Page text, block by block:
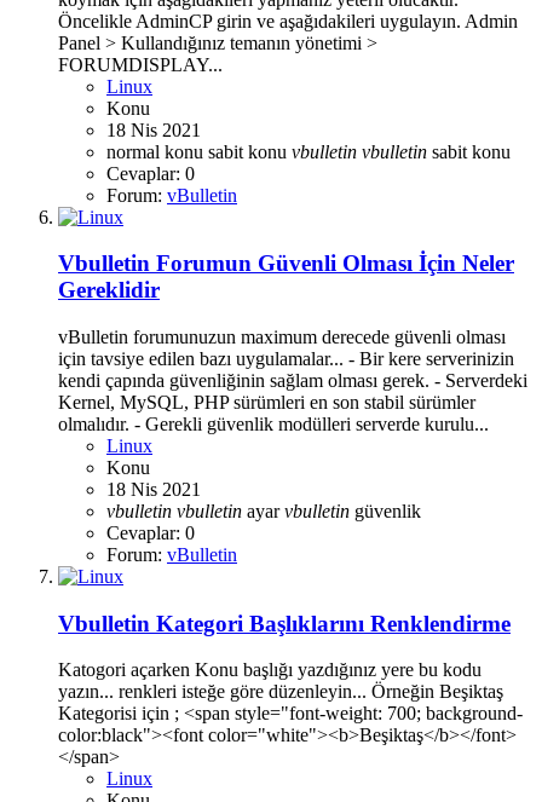
Öncelikle AdminCP girin ve aşağıdakileri uygulayın. Admin
Panel > Kullandığınız temanın yönetimi >
FORUMDISPLAY...
Linux
Konu
18 Nis 2021
normal konu sabit konu vbulletin vbulletin sabit konu
Cevaplar: 0
Forum: vBulletin
Vbulletin Forumun Güvenli Olması İçin Neler
Gereklidir
vBulletin forumunuzun maximum derecede güvenli olması
için tavsiye edilen bazı uygulamalar... - Bir kere serverinizin
kendi çapında güvenliğinin sağlam olması gerek. - Serverdeki
Kernel, MySQL, PHP sürümleri en son stabil sürümler
olmalıdır. - Gerekli güvenlik modülleri serverde kurulu...
Linux
Konu
18 Nis 2021
vbulletin vbulletin ayarvbulletin güvenlik
Cevaplar: 0
Forum: vBulletin
Vbulletin Kategori Başlıklarını Renklendirme
Katogori açarken Konu başlığı yazdığınız yere bu kodu
yazın... renkleri isteğe göre düzenleyin... Örneğin Beşiktaş
Kategorisi için ; <span style="font-weight: 700; background-
color:black"><font color="white"><b>Beşiktaş</b></font>
</span>
Linux